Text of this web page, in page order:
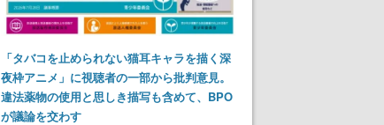
「タバコを止められない猫耳キャラを描く深
夜枠アニメ」に視聴者の一部から批判意見。
違法薬物の使用と思しき描写も含めて、BPO
が議論を交わす